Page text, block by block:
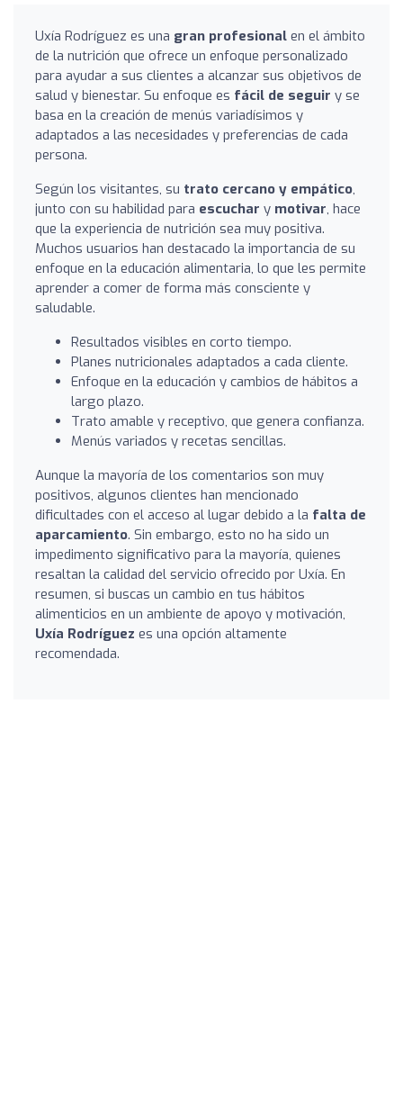
Uxía Rodríguez es una gran profesional en el ámbito
de la nutrición que ofrece un enfoque personalizado
para ayudar a sus clientes a alcanzar sus objetivos de
salud y bienestar. Su enfoque es fácil de seguir y se
basa en la creación de menús variadísimos y
adaptados a las necesidades y preferencias de cada
persona.
Según los visitantes, su trato cercano y empático,
junto con su habilidad para escuchar y motivar, hace
que la experiencia de nutrición sea muy positiva.
Muchos usuarios han destacado la importancia de su
enfoque en la educación alimentaria, lo que les permite
aprender a comer de forma más consciente y
saludable.
Resultados visibles en corto tiempo.
Planes nutricionales adaptados a cada cliente.
Enfoque en la educación y cambios de hábitos a
largo plazo.
Trato amable y receptivo, que genera confianza.
Menús variados y recetas sencillas.
Aunque la mayoría de los comentarios son muy
positivos, algunos clientes han mencionado
dificultades con el acceso al lugar debido a la falta de
aparcamiento. Sin embargo, esto no ha sido un
impedimento significativo para la mayoría, quienes
resaltan la calidad del servicio ofrecido por Uxía. En
resumen, si buscas un cambio en tus hábitos
alimenticios en un ambiente de apoyo y motivación,
Uxía Rodríguez es una opción altamente
recomendada.